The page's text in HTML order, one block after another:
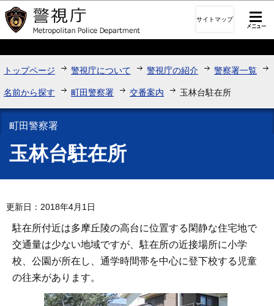
このページの本文へ移動
サイトマップ
トップページ 警視庁について 警視庁の紹介 警察署一覧
名前から探す 町田警察署 交番案内 玉林台駐在所
町田警察署
玉林台駐在所
更新日：2018年4月1日
駐在所付近は多摩丘陵の高台に位置する閑静な住宅地で
交通量は少ない地域ですが、駐在所の近接場所に小学
校、公園が所在し、通学時間帯を中心に登下校する児童
の往来があります。